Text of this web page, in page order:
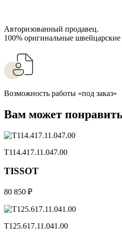
Авторизованный продавец.
100% оригинальные
Возможность работы «под заказ»
Вам может
T114.417.11.047.00
TISSOT
80 850 ₽
T125.617.11.041.00